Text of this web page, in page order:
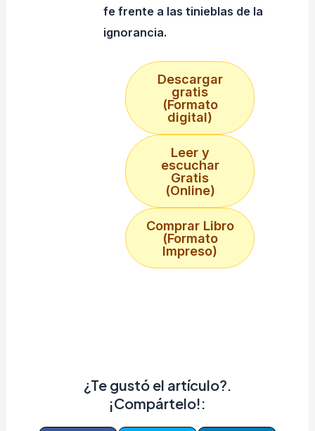
fe frente a las tinieblas de la
ignorancia.
Descargar
gratis
(Formato
digital)
Leer y
escuchar
Gratis
(Online)
Comprar Libro
(Formato
Impreso)
¿Te gustó el artículo?.
¡Compártelo!: